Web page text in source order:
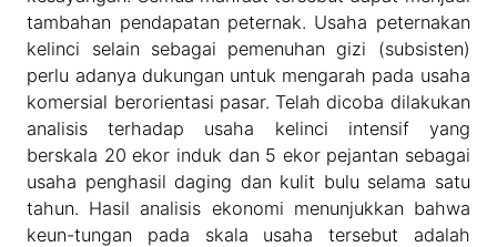
tambahan pendapatan peternak. Usaha peternakan
kelinci selain sebagai pemenuhan gizi (subsisten)
perlu adanya dukungan untuk mengarah pada usaha
komersial berorientasi pasar. Telah dicoba dilakukan
analisis terhadap usaha kelinci intensif yang
berskala 20 ekor induk dan 5 ekor pejantan sebagai
usaha penghasil daging dan kulit bulu selama satu
tahun. Hasil analisis ekonomi menunjukkan bahwa
keun-tungan pada skala usaha tersebut adalah